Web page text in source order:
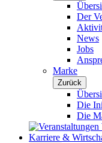
Der
News
Jobs
Marke
Zurück
Die
Die
Karriere &